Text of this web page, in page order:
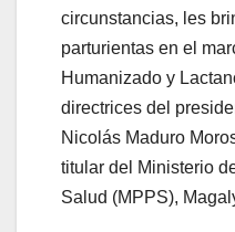
circunstancias, les
parturientas en el
Humanizado y
directrices del
Nicolás Maduro
titular del Ministerio
Salud (MPPS),